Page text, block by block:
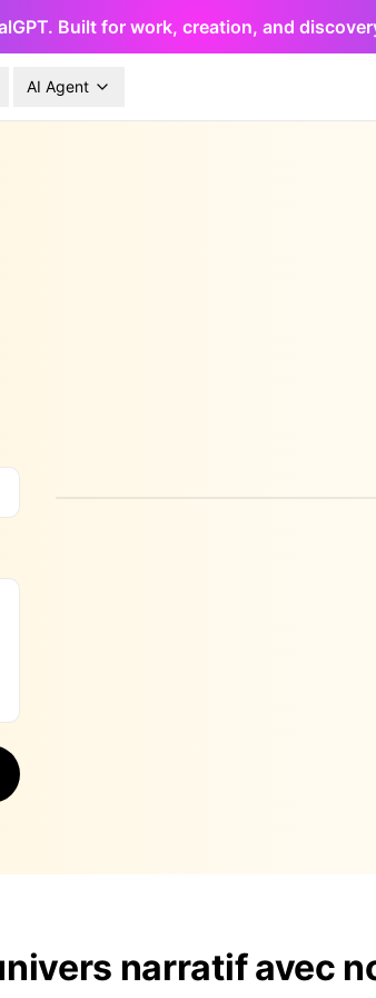
Built for work, creation, and
AI Agent
narratif avec